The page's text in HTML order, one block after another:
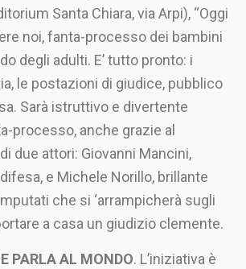
Santa Chiara, via Arpi), “Oggi
noi, fanta-processo dei bambini
degli adulti. E’ tutto pronto: i
le postazioni di giudice, pubblico
Sarà istruttivo e divertente
processo, anche grazie al
due attori: Giovanni Mancini,
e Michele Norillo, brillante
che si ‘arrampicherà sugli
a casa un giudizio clemente.
PARLA AL MONDO. L’iniziativa è